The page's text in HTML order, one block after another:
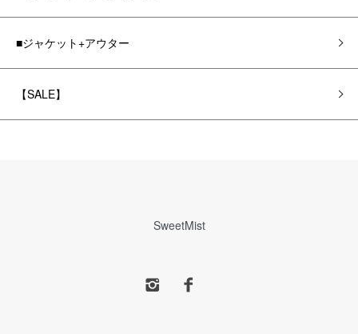
■ジャケット+アウター
【SALE】
SweetMist